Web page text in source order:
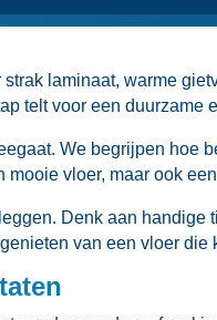
laminaat, warme
telt voor een duurzame
We begrijpen hoe
vloer, maar ook
Denk aan handige
van een vloer die